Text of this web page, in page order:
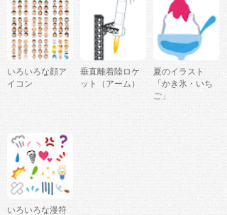
いろいろな顔ア
イコン
垂直離着陸ロケ
ット（アーム）
夏のイラスト
「かき氷・いち
ご」
いろいろな漫符